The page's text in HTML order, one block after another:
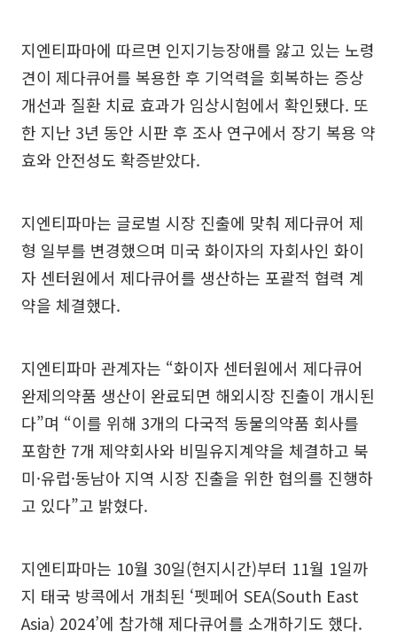
지엔티파마에 따르면 인지기능장애를 앓고 있는 노령
견이 제다큐어를 복용한 후 기억력을 회복하는 증상
개선과 질환 치료 효과가 임상시험에서 확인됐다. 또
한 지난 3년 동안 시판 후 조사 연구에서 장기 복용 약
효와 안전성도 확증받았다.
지엔티파마는 글로벌 시장 진출에 맞춰 제다큐어 제
형 일부를 변경했으며 미국 화이자의 자회사인 화이
자 센터원에서 제다큐어를 생산하는 포괄적 협력 계
약을 체결했다.
지엔티파마 관계자는 “화이자 센터원에서 제다큐어
완제의약품 생산이 완료되면 해외시장 진출이 개시된
다”며 “이를 위해 3개의 다국적 동물의약품 회사를
포함한 7개 제약회사와 비밀유지계약을 체결하고 북
미·유럽·동남아 지역 시장 진출을 위한 협의를 진행하
고 있다”고 밝혔다.
지엔티파마는 10월 30일(현지시간)부터 11월 1일까
지 태국 방콕에서 개최된 ‘펫페어 SEA(South East
Asia) 2024’에 참가해 제다큐어를 소개하기도 했다.